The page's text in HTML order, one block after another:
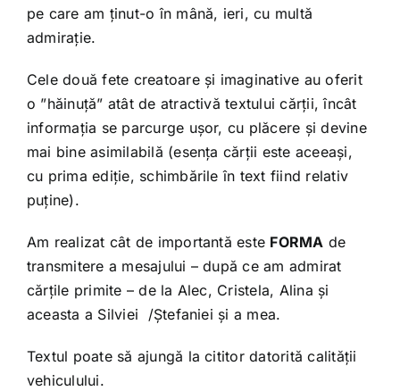
pe care am ținut-o în mână, ieri, cu multă
admirație.
Cele două fete creatoare și imaginative au oferit
o ”hăinuță” atât de atractivă textului cărții, încât
informația se parcurge ușor, cu plăcere și devine
mai bine asimilabilă (esența cărții este aceeași,
cu prima ediție, schimbările în text fiind relativ
puține).
Am realizat cât de importantă este FORMA de
transmitere a mesajului – după ce am admirat
cărțile primite – de la Alec, Cristela, Alina și
aceasta a Silviei /Ștefaniei și a mea.
Textul poate să ajungă la cititor datorită calității
vehiculului.